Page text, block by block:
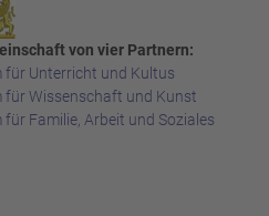
von vier Partnern:
für Unterricht und Kultus
Wissenschaft und Kunst
Familie, Arbeit und Soziales